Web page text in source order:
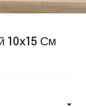
10x15 См